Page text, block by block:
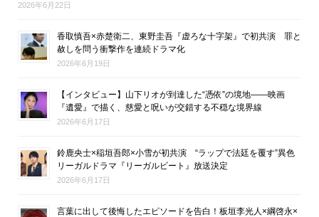
2026年6月22日
香取慎吾×赤楚衛二、東野圭吾『虚ろな十字架』で初共演 罪と
赦しを問う衝撃作を連続ドラマ化
2026年6月19日
【インタビュー】山下リオが到達した“憑依”の境地――映画
『遺愛』で描く、慈愛と呪いが交錯する不穏な境界線
2026年6月17日
鈴鹿央士×稲垣吾郎×小雪が初共演 “ラップで法廷を覆す”異色
リーガルドラマ『リーガルビート』放送決定
2026年6月17日
言葉に出して後悔したエピソードを告白！板垣李光人×綱啓永×